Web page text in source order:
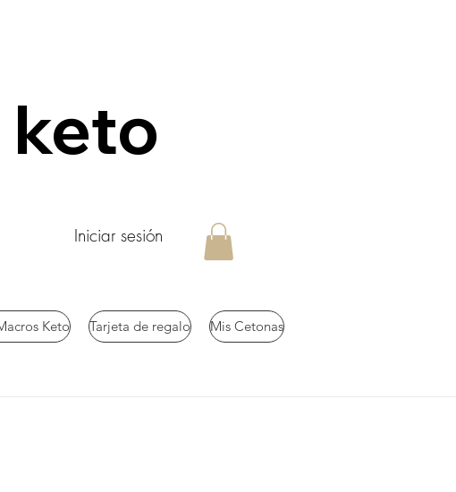
keto
Iniciar sesión
Keto Tarjeta de regalo Mis Cetonas